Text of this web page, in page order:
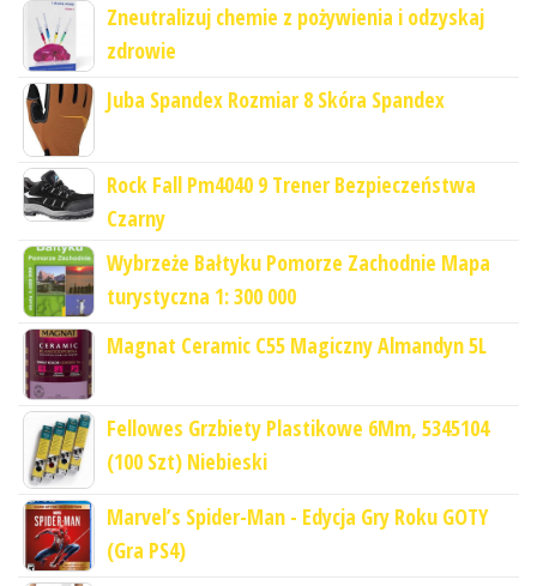
Zneutralizuj chemie z pożywienia i odzyskaj
zdrowie
Juba Spandex Rozmiar 8 Skóra Spandex
Rock Fall Pm4040 9 Trener Bezpieczeństwa
Czarny
Wybrzeże Bałtyku Pomorze Zachodnie Mapa
turystyczna 1: 300 000
Magnat Ceramic C55 Magiczny Almandyn 5L
Fellowes Grzbiety Plastikowe 6Mm, 5345104
(100 Szt) Niebieski
Marvel’s Spider-Man - Edycja Gry Roku GOTY
(Gra PS4)